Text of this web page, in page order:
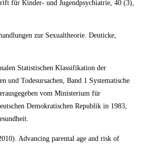
für Kinder- und Jugendpsychiatrie, 40 (3),
zur Sexualthe­orie. Deuticke,
Statistischen Klassifikation der
und Todesursachen, Band 1 Systematische
vom Ministerium für
Demokratischen Republik in 1983,
Advancing parental age and risk of